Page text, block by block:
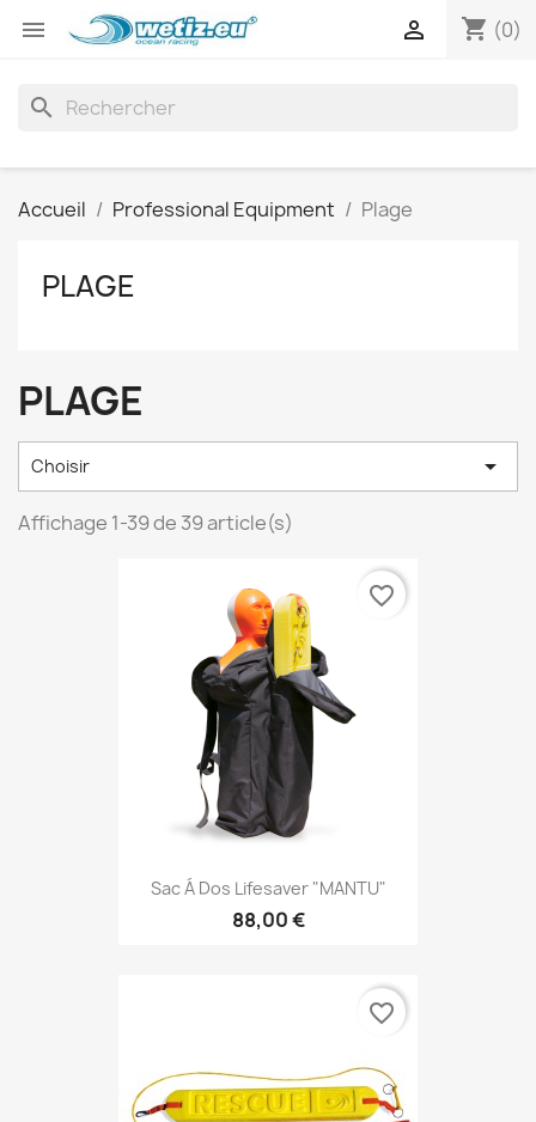
 shopping_cart (0)

search
Accueil Professional Equipment Plage
PLAGE
PLAGE
Choisir 
Affichage 1-39 de 39 article(s)
Sac Á Dos Lifesaver "MANTU"
88,00 €
favorite_border
favorite_border